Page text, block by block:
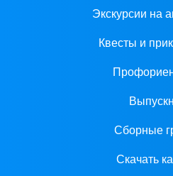
Экскурсии на
Квесты и
Сборные
Скачать